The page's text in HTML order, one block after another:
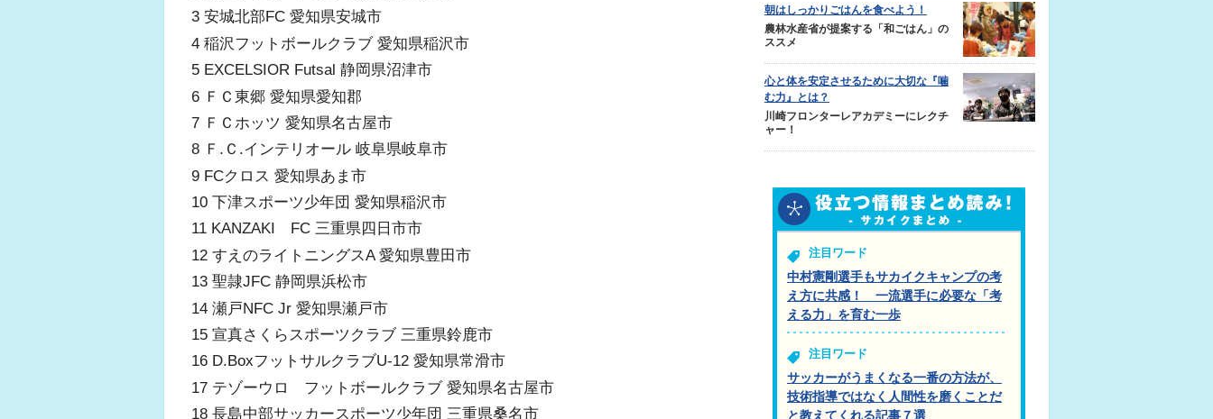
3 安城北部FC 愛知県安城市
4 稲沢フットボールクラブ 愛知県稲沢市
5 EXCELSIOR Futsal 静岡県沼津市
6 ＦＣ東郷 愛知県愛知郡
7 ＦＣホッツ 愛知県名古屋市
8 Ｆ.Ｃ.インテリオール 岐阜県岐阜市
9 FCクロス 愛知県あま市
10 下津スポーツ少年団 愛知県稲沢市
11 KANZAKI FC 三重県四日市市
12 すえのライトニングスA 愛知県豊田市
13 聖隷JFC 静岡県浜松市
14 瀬戸NFC Jr 愛知県瀬戸市
15 宣真さくらスポーツクラブ 三重県鈴鹿市
16 D.BoxフットサルクラブU-12 愛知県常滑市
17 テゾーウロ フットボールクラブ 愛知県名古屋市
18 長島中部サッカースポーツ少年団 三重県桑名市
朝はしっかりごはんを食べよう！
農林水産省が提案する「和ごはん」の
ススメ
心と体を安定させるために大切な『噛
む力』とは？
川崎フロンターレアカデミーにレクチ
ャー！
注目ワード
中村憲剛選手もサカイクキャンプの考
え方に共感！ 一流選手に必要な「考
える力」を育む一歩
注目ワード
サッカーがうまくなる一番の方法が、
技術指導ではなく人間性を磨くことだ
と教えてくれる記事７選